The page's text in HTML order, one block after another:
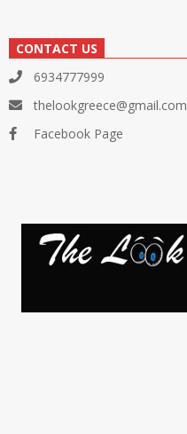
CONTACT US
6934777999
thelookgreece@gmail.com
Facebook Page